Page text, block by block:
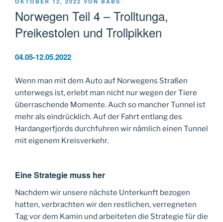
Norwegen Teil 4 – Trolltunga,
Preikestolen und Trollpikken
04.05-12.05.2022
Wenn man mit dem Auto auf Norwegens Straßen
unterwegs ist, erlebt man nicht nur wegen der Tiere
überraschende Momente. Auch so mancher Tunnel ist
mehr als eindrücklich. Auf der Fahrt entlang des
Hardangerfjords durchfuhren wir nämlich einen Tunnel
mit eigenem Kreisverkehr.
Eine Strategie muss her
Nachdem wir unsere nächste Unterkunft bezogen
hatten, verbrachten wir den restlichen, verregneten
Tag vor dem Kamin und arbeiteten die Strategie für die